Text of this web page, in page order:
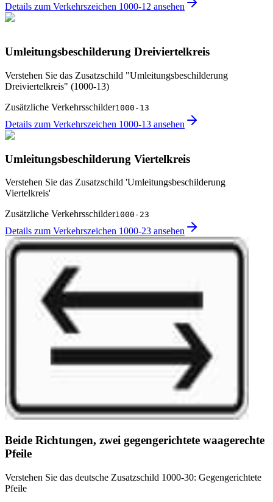
Details zum Verkehrszeichen 1000-12 ansehen
Umleitungsbeschilderung Dreiviertelkreis
Verstehen Sie das Zusatzschild "Umleitungsbeschilderung
Dreiviertelkreis" (1000-13)
Zusätzliche Verkehrsschilder1000-13
Details zum Verkehrszeichen 1000-13 ansehen
Umleitungsbeschilderung Viertelkreis
Verstehen Sie das Zusatzschild 'Umleitungsbeschilderung
Viertelkreis'
Zusätzliche Verkehrsschilder1000-23
Details zum Verkehrszeichen 1000-23 ansehen
Beide Richtungen, zwei gegengerichtete waagerechte
Pfeile
Verstehen Sie das deutsche Zusatzschild 1000-30: Gegengerichtete
Pfeile